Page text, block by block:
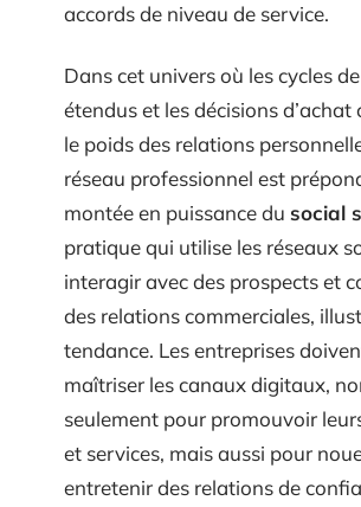
accords de niveau de service.
Dans cet univers où les cycles
étendus et les décisions d’achat
le poids des relations
réseau professionnel est
montée en puissance du social
pratique qui utilise les réseaux
interagir avec des prospects et
des relations commerciales,
tendance. Les entreprises
maîtriser les canaux digitaux,
seulement pour promouvoir
et services, mais aussi pour
entretenir des relations de